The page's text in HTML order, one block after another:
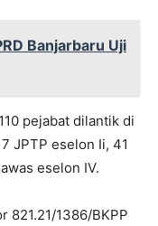
Banjarbaru Uji
pejabat dilantik di
JPTP eselon Ii, 41
eselon IV.
821.21/1386/BKPP